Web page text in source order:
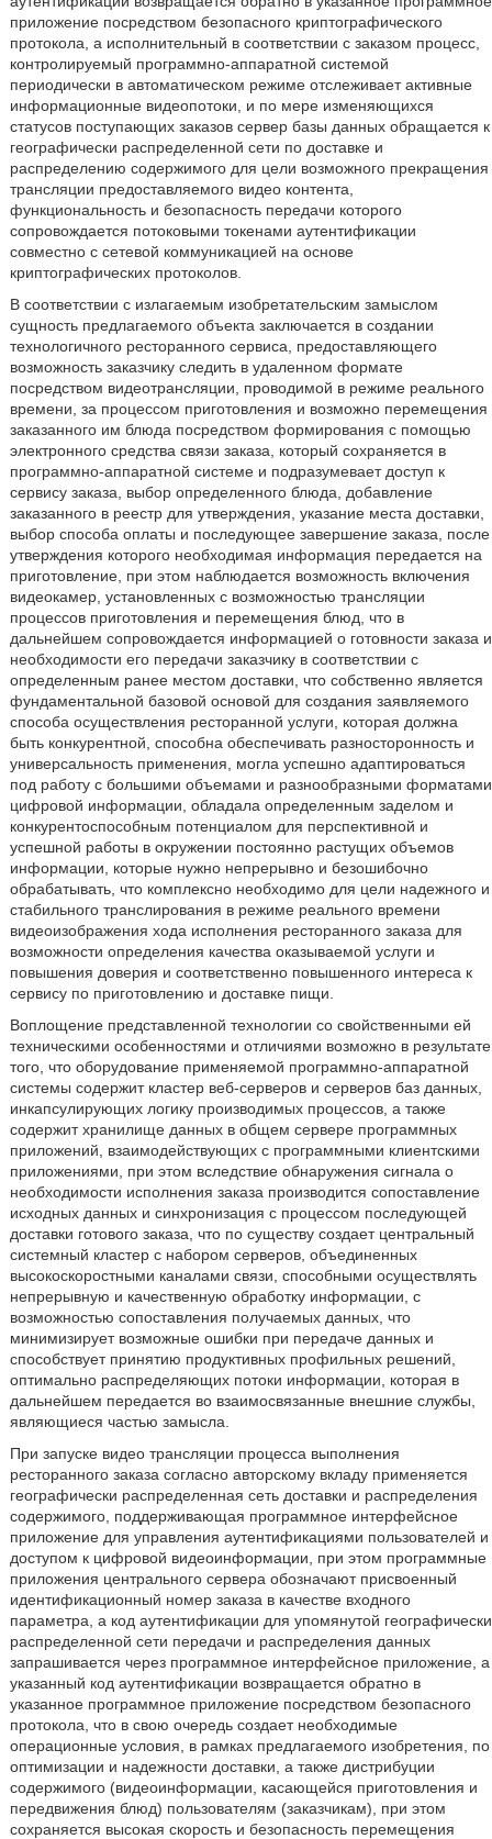
приложение посредством безопасного криптографического
протокола, а исполнительный в соответствии с заказом процесс,
контролируемый программно-аппаратной системой
периодически в автоматическом режиме отслеживает активные
информационные видеопотоки, и по мере изменяющихся
статусов поступающих заказов сервер базы данных обращается к
географически распределенной сети по доставке и
распределению содержимого для цели возможного прекращения
трансляции предоставляемого видео контента,
функциональность и безопасность передачи которого
сопровождается потоковыми токенами аутентификации
совместно с сетевой коммуникацией на основе
криптографических протоколов.
В соответствии с излагаемым изобретательским замыслом
сущность предлагаемого объекта заключается в создании
технологичного ресторанного сервиса, предоставляющего
возможность заказчику следить в удаленном формате
посредством видеотрансляции, проводимой в режиме реального
времени, за процессом приготовления и возможно перемещения
заказанного им блюда посредством формирования с помощью
электронного средства связи заказа, который сохраняется в
программно-аппаратной системе и подразумевает доступ к
сервису заказа, выбор определенного блюда, добавление
заказанного в реестр для утверждения, указание места доставки,
выбор способа оплаты и последующее завершение заказа, после
утверждения которого необходимая информация передается на
приготовление, при этом наблюдается возможность включения
видеокамер, установленных с возможностью трансляции
процессов приготовления и перемещения блюд, что в
дальнейшем сопровождается информацией о готовности заказа и
необходимости его передачи заказчику в соответствии с
определенным ранее местом доставки, что собственно является
фундаментальной базовой основой для создания заявляемого
способа осуществления ресторанной услуги, которая должна
быть конкурентной, способна обеспечивать разносторонность и
универсальность применения, могла успешно адаптироваться
под работу с большими объемами и разнообразными форматами
цифровой информации, обладала определенным заделом и
конкурентоспособным потенциалом для перспективной и
успешной работы в окружении постоянно растущих объемов
информации, которые нужно непрерывно и безошибочно
обрабатывать, что комплексно необходимо для цели надежного и
стабильного транслирования в режиме реального времени
видеоизображения хода исполнения ресторанного заказа для
возможности определения качества оказываемой услуги и
повышения доверия и соответственно повышенного интереса к
сервису по приготовлению и доставке пищи.
Воплощение представленной технологии со свойственными ей
техническими особенностями и отличиями возможно в результате
того, что оборудование применяемой программно-аппаратной
системы содержит кластер веб-серверов и серверов баз данных,
инкапсулирующих логику производимых процессов, а также
содержит хранилище данных в общем сервере программных
приложений, взаимодействующих с программными клиентскими
приложениями, при этом вследствие обнаружения сигнала о
необходимости исполнения заказа производится сопоставление
исходных данных и синхронизация с процессом последующей
доставки готового заказа, что по существу создает центральный
системный кластер с набором серверов, объединенных
высокоскоростными каналами связи, способными осуществлять
непрерывную и качественную обработку информации, с
возможностью сопоставления получаемых данных, что
минимизирует возможные ошибки при передаче данных и
способствует принятию продуктивных профильных решений,
оптимально распределяющих потоки информации, которая в
дальнейшем передается во взаимосвязанные внешние службы,
являющиеся частью замысла.
При запуске видео трансляции процесса выполнения
ресторанного заказа согласно авторскому вкладу применяется
географически распределенная сеть доставки и распределения
содержимого, поддерживающая программное интерфейсное
приложение для управления аутентификациями пользователей и
доступом к цифровой видеоинформации, при этом программные
приложения центрального сервера обозначают присвоенный
идентификационный номер заказа в качестве входного
параметра, а код аутентификации для упомянутой географически
распределенной сети передачи и распределения данных
запрашивается через программное интерфейсное приложение, а
указанный код аутентификации возвращается обратно в
указанное программное приложение посредством безопасного
протокола, что в свою очередь создает необходимые
операционные условия, в рамках предлагаемого изобретения, по
оптимизации и надежности доставки, а также дистрибуции
содержимого (видеоинформации, касающейся приготовления и
передвижения блюд) пользователям (заказчикам), при этом
сохраняется высокая скорость и безопасность перемещения